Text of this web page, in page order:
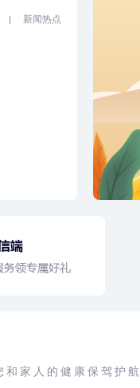
新闻热点
和家人的健康保驾护航